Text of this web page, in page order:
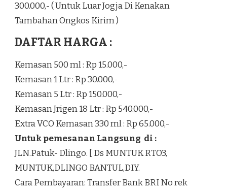
300.000,- ( Untuk Luar Jogja Di Kenakan
Tambahan Ongkos Kirim )
DAFTAR HARGA :
Kemasan 500 ml : Rp 15.000,-
Kemasan 1 Ltr : Rp 30.000,-
Kemasan 5 Ltr : Rp 150.000,-
Kemasan Jrigen 18 Ltr : Rp 540.000,-
Extra VCO Kemasan 330 ml : Rp 65.000,-
Untuk pemesanan Langsung di :
JLN.Patuk- Dlingo. [ Ds MUNTUK RTO3,
MUNTUK,DLINGO BANTUL,DIY.
Cara Pembayaran: Transfer Bank BRI No rek